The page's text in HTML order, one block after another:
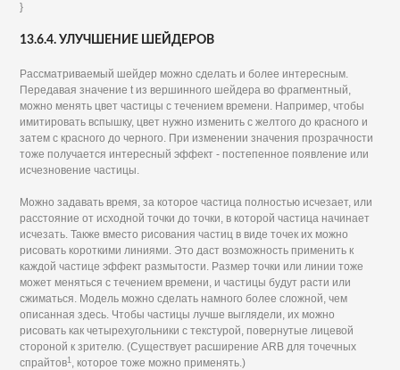
}
13.6.4. УЛУЧШЕНИЕ ШЕЙДЕРОВ
Рассматриваемый шейдер можно сделать и более интересным.
Передавая значение t из вершинного шейдера во фрагментный,
можно менять цвет частицы с течением времени. Например, чтобы
имитировать вспышку, цвет нужно изменить с желтого до красного и
затем с красного до черного. При изменении значения прозрачности
тоже получается интересный эффект - постепенное появление или
исчезновение частицы.
Можно задавать время, за которое частица полностью исчезает, или
расстояние от исходной точки до точки, в которой частица начинает
исчезать. Также вместо рисования частиц в виде точек их можно
рисовать короткими линиями. Это даст возможность применить к
каждой частице эффект размытости. Размер точки или линии тоже
может меняться с течением времени, и частицы будут расти или
сжиматься. Модель можно сделать намного более сложной, чем
описанная здесь. Чтобы частицы лучше выглядели, их можно
рисовать как четырехугольники с текстурой, повернутые лицевой
стороной к зрителю. (Существует расширение ARB для точечных
спрайтов1 , которое тоже можно применять.)